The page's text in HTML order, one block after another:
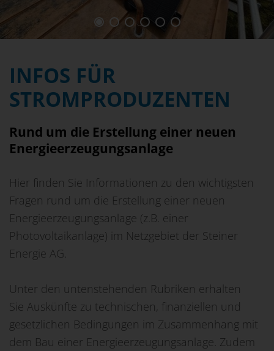
INFOS FÜR
STROMPRODUZENTEN
Rund um die Erstellung einer neuen
Energieerzeugungsanlage
Hier finden Sie Informationen zu den wichtigsten
Fragen rund um die Erstellung einer neuen
Energieerzeugungsanlage (z.B. einer
Photovoltaikanlage) im Netzgebiet der Steiner
Energie AG.
Unter den untenstehenden Rubriken erhalten
Sie Auskünfte zu technischen, finanziellen und
gesetzlichen Bedingungen im Zusammenhang mit
dem Bau einer Energieerzeugungsanlage. Zudem